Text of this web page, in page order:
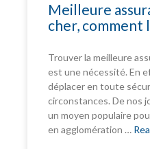
Meilleure
cher, comment
Trouver la meilleure
est une nécessité. En
déplacer en toute
circonstances. De nos
un moyen populaire
en agglomération …